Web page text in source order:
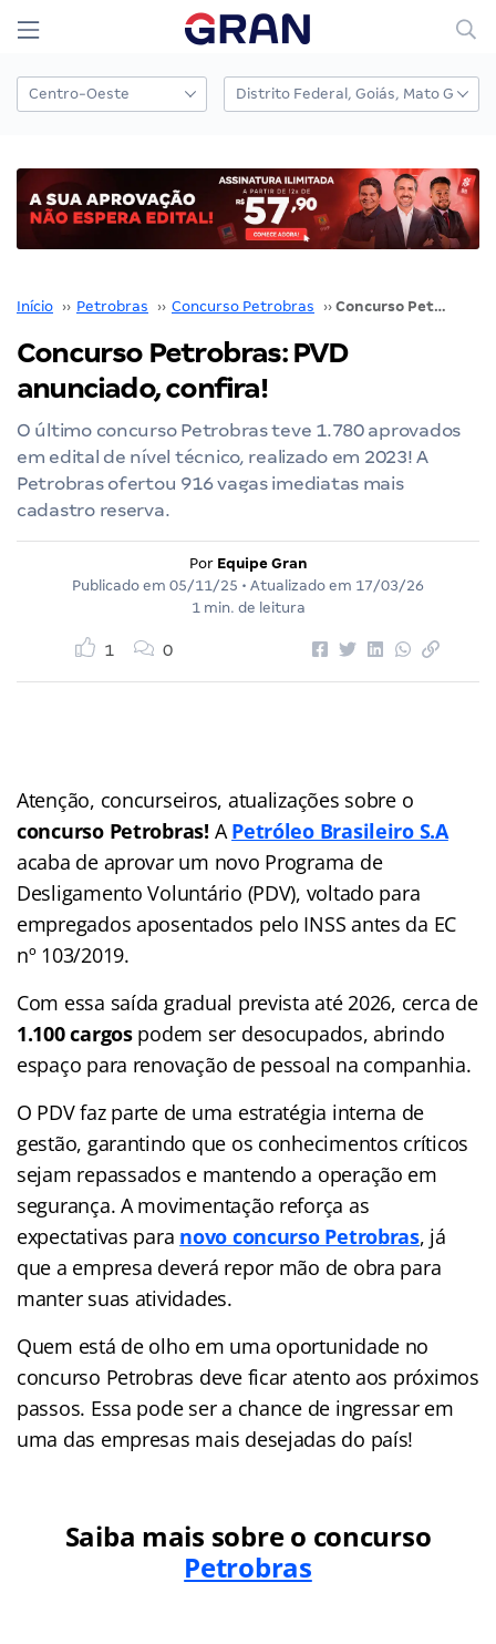
Início ›› Petrobras ›› Concurso Petrobras ›› Concurso Petrobras: PVD anunciado, confira!
Concurso Petrobras: PVD
anunciado, confira!
O último concurso Petrobras teve 1.780 aprovados
em edital de nível técnico, realizado em 2023! A
Petrobras ofertou 916 vagas imediatas mais
cadastro reserva.
Por Equipe Gran
Publicado em 05/11/25 • Atualizado em 17/03/26
1 min. de leitura
1 0
Atenção, concurseiros, atualizações sobre o
concurso Petrobras! APetróleo Brasileiro S.A
acaba de aprovar um novo Programa de
Desligamento Voluntário (PDV), voltado para
empregados aposentados pelo INSS antes da EC
nº 103/2019.
Com essa saída gradual prevista até 2026, cerca de
1.100 cargospodem ser desocupados, abrindo
espaço para renovação de pessoal na companhia.
O PDV faz parte de uma estratégia interna de
gestão, garantindo que os conhecimentos críticos
sejam repassados e mantendo a operação em
segurança. A movimentação reforça as
expectativas para novo concurso Petrobras, já
que a empresa deverá repor mão de obra para
manter suas atividades.
Quem está de olho em uma oportunidade no
concurso Petrobras deve ficar atento aos próximos
passos. Essa pode ser a chance de ingressar em
uma das empresas mais desejadas do país!
Saiba mais sobre o concurso
Petrobras